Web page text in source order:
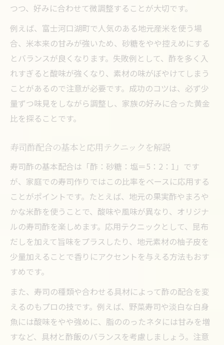
つつ、好みに合わせて微調整することが大切です。
例えば、富士河口湖町で人気のある地元産米を使う場
合、米本来の甘みが強いため、砂糖をやや控えめにする
とバランスが良くなります。失敗例として、酢を多く入
れすぎると酸味が強くなり、素材の味がぼやけてしまう
ことがあるので注意が必要です。成功のコツは、必ず少
量ずつ味見をしながら調整し、家族の好みに合った黄金
比を探ることです。
寿司酢配合の基本と応用テクニックを解説
寿司酢の基本配合は「酢：砂糖：塩＝5：2：1」です
が、家庭での寿司作りではこの比率をベースに応用する
ことがポイントです。たとえば、地元の果実酢やまろや
かな米酢を使うことで、酸味や風味が異なり、オリジナ
ルの寿司酢を楽しめます。応用テクニックとして、昆布
だしを加えて旨味をプラスしたり、地元素材の柚子皮を
少量加えることで香りにアクセントを与える方法もおす
すめです。
また、寿司の種類や合わせる具材によって酢の配合を変
えるのもプロの技です。例えば、野菜寿司や淡白な白身
魚には酸味をやや強めに、脂ののったネタには甘みを増
すなど、具材と酢飯のバランスを考慮しましょう。注意